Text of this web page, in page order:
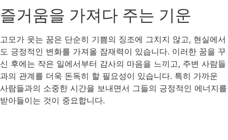
즐거움을 가져다 주는 기운
고모가 웃는 꿈은 단순히 기쁨의 징조에 그치지 않고, 현실에서
도 긍정적인 변화를 가져올 잠재력이 있습니다. 이러한 꿈을 꾸
신 후에는 작은 일에서부터 감사의 마음을 느끼고, 주변 사람들
과의 관계를 더욱 돈독히 할 필요성이 있습니다. 특히 가까운
사람들과의 소중한 시간을 보내면서 그들의 긍정적인 에너지를
받아들이는 것이 중요합니다.